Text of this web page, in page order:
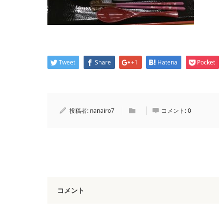
Tweet Share +1 Hatena Pocket
投稿者: nanairo7 コメント:0
コメント